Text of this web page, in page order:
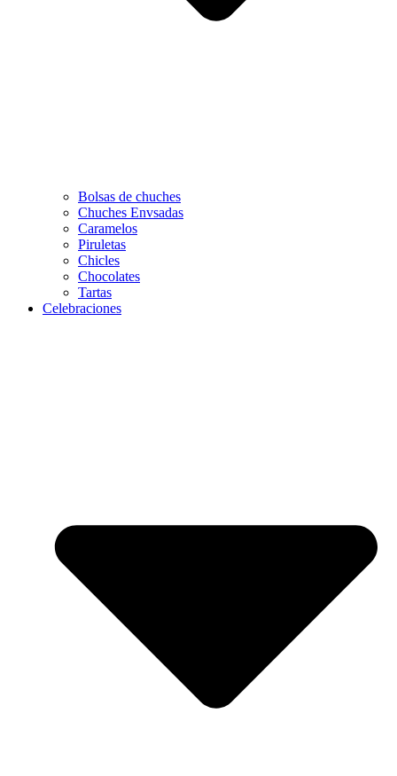
Bolsas de chuches
Chuches Envsadas
Caramelos
Piruletas
Chicles
Chocolates
Tartas
Celebraciones